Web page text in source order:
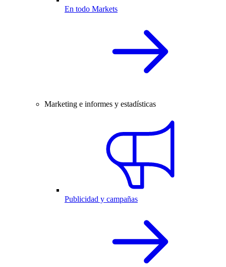
En todo Markets
Marketing e informes y estadísticas
Publicidad y campañas